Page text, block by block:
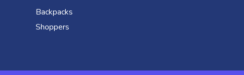
Backpacks
Shoppers